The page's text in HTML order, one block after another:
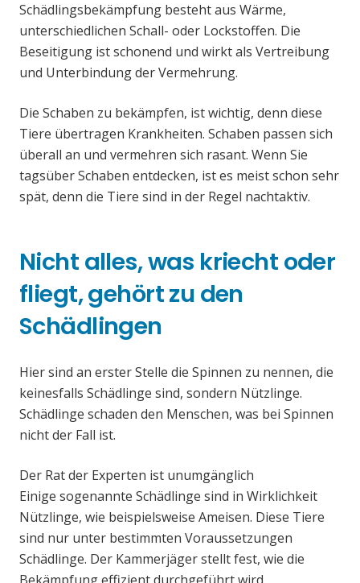
Schädlingsbekämpfung besteht aus Wärme,
unterschiedlichen Schall- oder Lockstoffen. Die
Beseitigung ist schonend und wirkt als Vertreibung
und Unterbindung der Vermehrung.
Die Schaben zu bekämpfen, ist wichtig, denn diese
Tiere übertragen Krankheiten. Schaben passen sich
überall an und vermehren sich rasant. Wenn Sie
tagsüber Schaben entdecken, ist es meist schon sehr
spät, denn die Tiere sind in der Regel nachtaktiv.
Nicht alles, was kriecht oder
fliegt, gehört zu den
Schädlingen
Hier sind an erster Stelle die Spinnen zu nennen, die
keinesfalls Schädlinge sind, sondern Nützlinge.
Schädlinge schaden den Menschen, was bei Spinnen
nicht der Fall ist.
Der Rat der Experten ist unumgänglich
Einige sogenannte Schädlinge sind in Wirklichkeit
Nützlinge, wie beispielsweise Ameisen. Diese Tiere
sind nur unter bestimmten Voraussetzungen
Schädlinge. Der Kammerjäger stellt fest, wie die